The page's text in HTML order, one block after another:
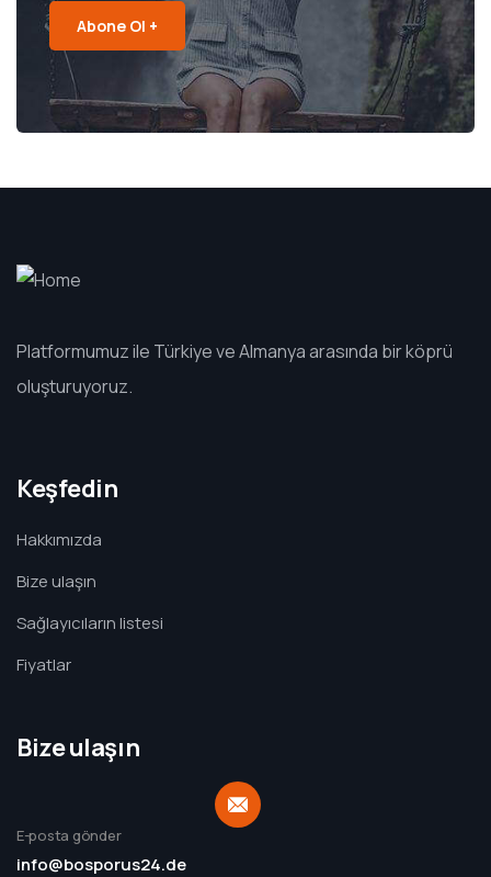
Abone Ol +
Platformumuz ile Türkiye ve Almanya arasında bir köprü
oluşturuyoruz.
Keşfedin
Hakkımızda
Bize ulaşın
Sağlayıcıların listesi
Fiyatlar
Bize ulaşın
E-posta gönder
info@bosporus24.de